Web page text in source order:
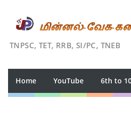
TNPSC, TET, RRB, SI/PC, TNEB
Home YouTube 6th to